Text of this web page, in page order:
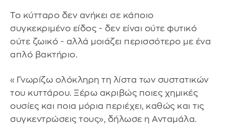
Το κύτταρο δεν ανήκει σε κάποιο
συγκεκριμένο είδος - δεν είναι ούτε φυτικό
ούτε ζωικό - αλλά μοιάζει περισσότερο με ένα
απλό βακτήριο.
«Γνωρίζω ολόκληρη τη λίστα των συστατικών
του κυττάρου. Ξέρω ακριβώς ποιες χημικές
ουσίες και ποια μόρια περιέχει, καθώς και τις
συγκεντρώσεις τους», δήλωσε η Ανταμάλα.